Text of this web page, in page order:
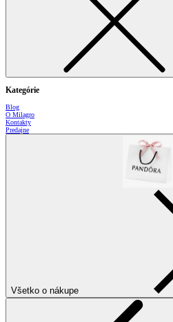
Kategórie
Blog
O Milagro
Kontakty
Predajne
Všetko o nákupe